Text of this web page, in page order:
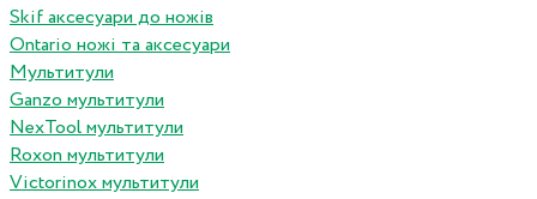
Skif аксесуари до ножів
Ontario ножі та аксесуари
Мультитули
Ganzo мультитули
NexTool мультитули
Roxon мультитули
Victorinox мультитули